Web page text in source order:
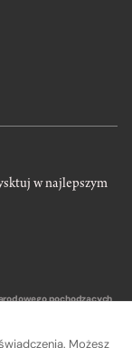
w najlepszym
pochodzących
Możesz